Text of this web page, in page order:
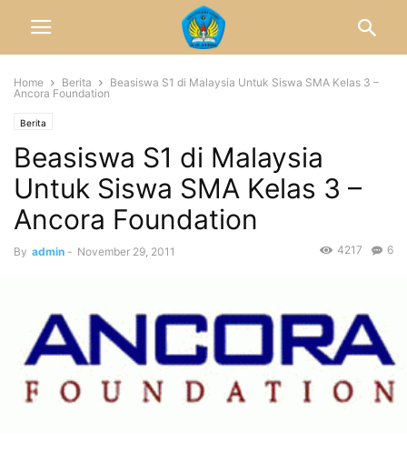
Home Berita
Beasiswa S1 di Malaysia Untuk Siswa SMA Kelas 3 –
Ancora Foundation
Berita
Beasiswa S1 di Malaysia
Untuk Siswa SMA Kelas 3 –
Ancora Foundation
By admin - November 29, 2011 6
4217